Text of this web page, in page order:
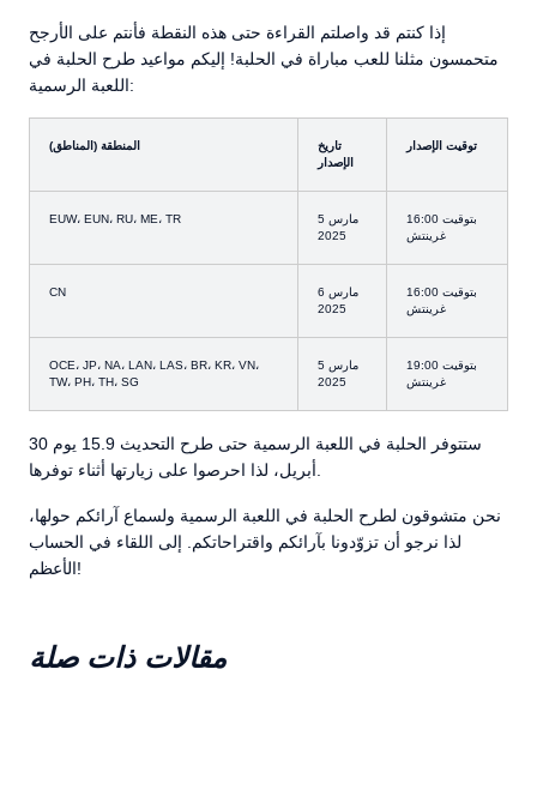
إذا كنتم قد واصلتم القراءة حتى هذه النقطة فأنتم على الأرجح
متحمسون مثلنا للعب مباراة في الحلبة! إليكم مواعيد طرح الحلبة في
اللعبة الرسمية:
المنطقة (المناطق)
تاريخ
الإصدار
توقيت الإصدار
EUW، EUN، RU، ME، TR
5 مارس
2025
16:00 بتوقيت
غرينتش
CN
6 مارس
2025
16:00 بتوقيت
غرينتش
OCE، JP، NA، LAN، LAS، BR، KR، VN،
TW، PH، TH، SG
5 مارس
2025
19:00 بتوقيت
غرينتش
ستتوفر الحلبة في اللعبة الرسمية حتى طرح التحديث 15.9 يوم 30
نحن متشوقون لطرح الحلبة في اللعبة الرسمية ولسماع آرائكم حولها،
لذا نرجو أن تزوّدونا بآرائكم واقتراحاتكم. إلى اللقاء في الحساب
الأعظم!
مقالات ذات صلة